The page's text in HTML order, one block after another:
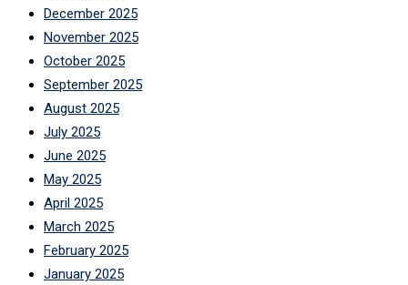
December 2025
November 2025
October 2025
September 2025
August 2025
July 2025
June 2025
May 2025
April 2025
March 2025
February 2025
January 2025